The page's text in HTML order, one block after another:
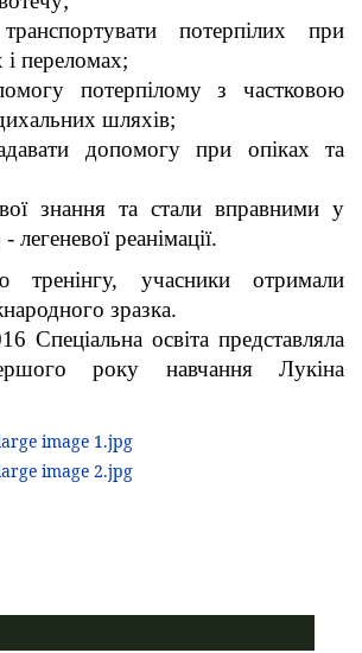
потерпілих при
і переломах;
потерпілому з частковою
шляхів;
допомогу при опіках та
знання та стали вправними у
легеневої реанімації.
тренінгу, учасники отримали
зразка.
Спеціальна освіта представляла
року навчання Лукіна